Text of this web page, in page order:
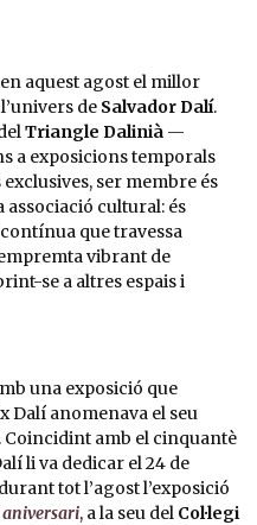
aquest agost el millor
de Salvador Dalí.
Triangle Dalinià—
a exposicions temporals
ser membre és
cultural: és
que travessa
vibrant de
se a altres espais i
una exposició que
Dalí anomenava el seu
Coincidint amb el cinquantè
li va dedicar el 24 de
tot l’agost l’exposició
aniversari, a la seu del Col·legi